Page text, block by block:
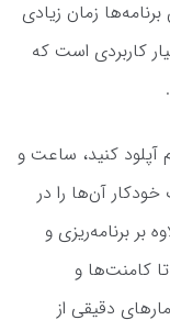
زمان زیادی
کاربردی است که
آپلود کنید، ساعت و
آن‌ها را در
بر برنامه‌ریزی و
کامنت‌ها و
دقیقی از